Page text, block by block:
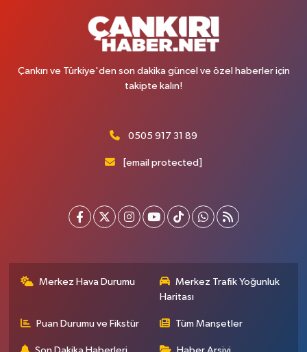
Çankırı ve Türkiye'den son dakika güncel ve özel haberler için
takipte kalın!
0505 917 31 89
[email protected]
Merkez Hava Durumu
Merkez Trafik Yoğunluk
Haritası
Puan Durumu ve Fikstür Tüm Manşetler